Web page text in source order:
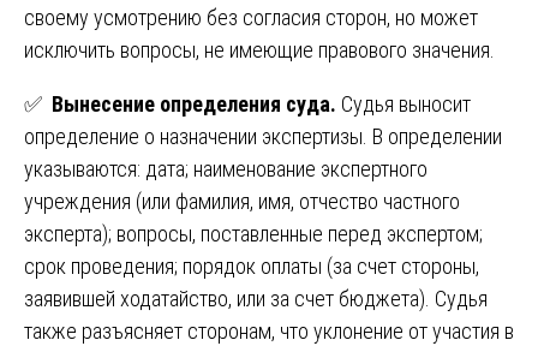
своему усмотрению без согласия сторон, но может
исключить вопросы, не имеющие правового значения.
✅ Вынесение определения суда. Судья выносит
определение о назначении экспертизы. В определении
указываются: дата; наименование экспертного
учреждения (или фамилия, имя, отчество частного
эксперта); вопросы, поставленные перед экспертом;
срок проведения; порядок оплаты (за счет стороны,
заявившей ходатайство, или за счет бюджета). Судья
также разъясняет сторонам, что уклонение от участия в